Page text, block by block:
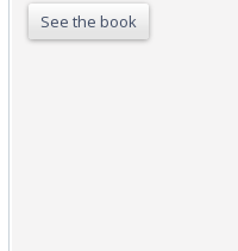
See the book